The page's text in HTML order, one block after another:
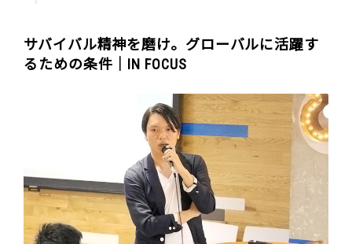
サバイバル精神を磨け。グローバルに活躍す
るための条件｜IN FOCUS